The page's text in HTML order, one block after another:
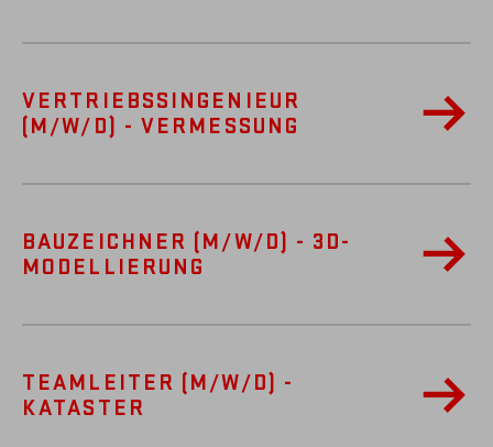
VERTRIEBSSINGENIEUR
(M/W/D) - VERMESSUNG
BAUZEICHNER (M/W/D) - 3D-
MODELLIERUNG
TEAMLEITER (M/W/D) -
KATASTER